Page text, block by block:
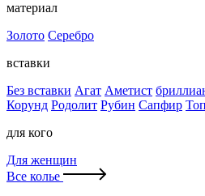
материал
Золото Серебро
вставки
Без вставки Агат Аметист
Корунд Родолит Рубин Сапфир
для кого
Для женщин
Все колье